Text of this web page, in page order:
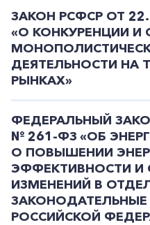
ЗАКОН РСФСР ОТ
«О КОНКУРЕНЦИИ И
ДЕЯТЕЛЬНОСТИ НА
РЫНКАХ»
ФЕДЕРАЛЬНЫЙ
№ 261-ФЗ «ОБ
О ПОВЫШЕНИИ
ЭФФЕКТИВНОСТИ И
ИЗМЕНЕНИЙ В
ЗАКОНОДАТЕЛЬНЫЕ
РОССИЙСКОЙ